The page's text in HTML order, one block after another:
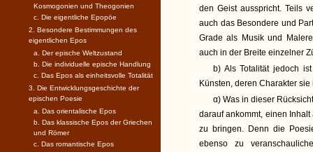
den Geist ausspricht. Teils
auch das Besondere und
Grade als Musik und
auch in der Breite einzelner
b) Als Totalität jedoch
Künsten, deren Charakter
α) Was in dieser
darauf ankommt, einen
zu bringen. Denn die
ebenso zu
Kosmogonien und Theogonien
c. Die eigentliche Epopöe
2. Besondere Bestimmungen des
eigentlichen Epos
a. Der epische Weltzustand
b. Die individuelle epische Handlung
c. Das Epos als einheitsvolle Totalität
3. Die Entwicklungsgeschichte der
epischen Poesie
a. Das orientalische Epos
b. Das klassische Epos der Griechen
und Römer
c. Das romantische Epos